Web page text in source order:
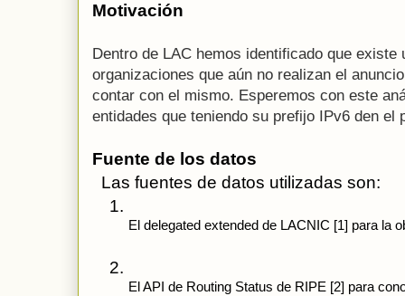
Motivación
Dentro de LAC hemos identificado que existe
organizaciones que aún no realizan el
contar con el mismo. Esperemos con este
entidades que teniendo su prefijo IPv6 den el
Fuente de los datos
Las fuentes de datos utilizadas son:
El delegated extended de LACNIC [1] para la
El API de Routing Status de RIPE [2] para